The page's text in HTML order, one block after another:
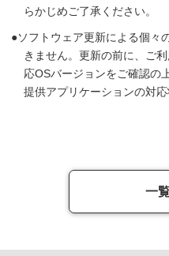
らかじめご了承ください。
ソフトウェア更新による個々
きません。更新の前に、ご
応OSバージョンをご確認の
提供アプリケーションの対
一